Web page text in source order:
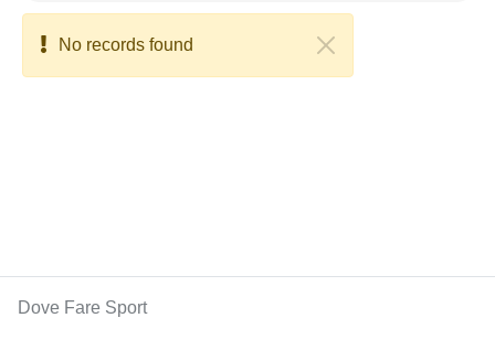
No records found
Dove Fare Sport